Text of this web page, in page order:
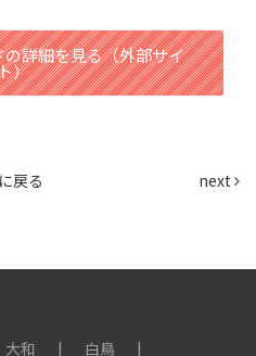
詳細を見る（外部サイ
）
戻る next
大和
白鳥